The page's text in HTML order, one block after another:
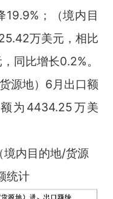
；（境内目
万美元，相比
同比增长0.2%。
源地）6月出口额
为4434.25万美
内目的地/货源
统计